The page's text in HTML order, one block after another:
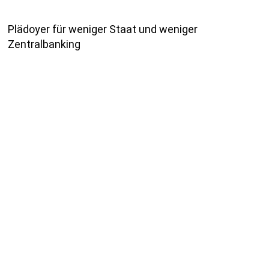
Plädoyer für weniger Staat und weniger
Zentralbanking